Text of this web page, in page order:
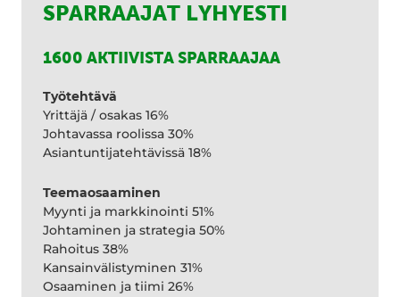
SPARRAAJAT LYHYESTI
1600 AKTIIVISTA SPARRAAJAA
Työtehtävä
Yrittäjä / osakas 16%
Johtavassa roolissa 30%
Asiantuntijatehtävissä 18%
Teemaosaaminen
Myynti ja markkinointi 51%
Johtaminen ja strategia 50%
Rahoitus 38%
Kansainvälistyminen 31%
Osaaminen ja tiimi 26%